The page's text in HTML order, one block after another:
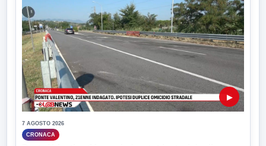
▶
7 AGOSTO 2026
CRONACA